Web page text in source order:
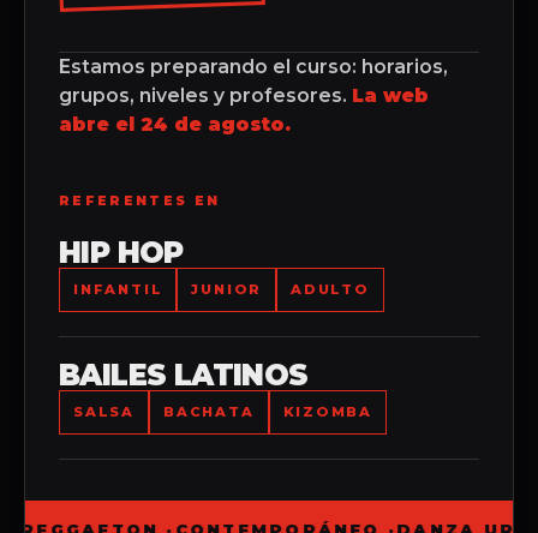
Estamos preparando el curso: horarios,
grupos, niveles y profesores. La web
abre el 24 de agosto.
REFERENTES EN
HIP HOP
INFANTIL JUNIOR ADULTO
BAILES LATINOS
SALSA BACHATA KIZOMBA